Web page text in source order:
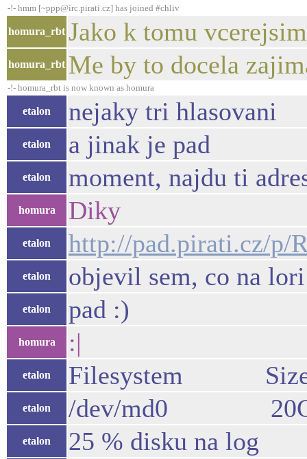
-!- hmm [~ppp@irc.pirati.cz] has joined #chliv
homura_rbt Jako k tomu
homura_rbt Me by to docela
-!- homura_rbt is now known as homura
etalon nejaky tri hlasovani
etalon a jinak je pad
etalon moment, najdu ti
homura Diky
etalon http://pad.pirati.cz/p/
etalon objevil sem, co na
etalon pad :)
homura :|
etalon Filesystem Size
etalon /dev/md0 20G
etalon 25 % disku na log